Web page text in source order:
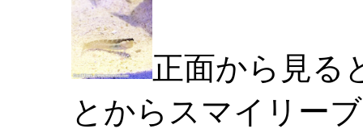
正面から見る
とからスマイリー